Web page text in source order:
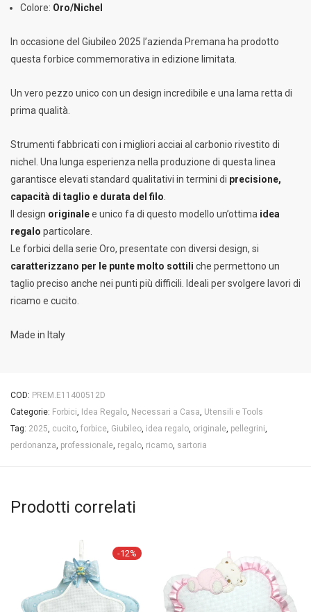
Colore: Oro/Nichel
In occasione del Giubileo 2025 l’azienda Premana ha prodotto
questa forbice commemorativa in edizione limitata.
Un vero pezzo unico con un design incredibile e una lama retta di
prima qualità.
Strumenti fabbricati con i migliori acciai al carbonio rivestito di
nichel. Una lunga esperienza nella produzione di questa linea
garantisce elevati standard qualitativi in termini di precisione,
capacità di taglio e durata del filo
Il design originalee unico fa di questo modello un’ottima idea
regalo particolare.
Le forbici della serie Oro, presentate con diversi design, si
caratterizzano per le punte molto sottili che permettono un
taglio preciso anche nei punti più difficili. Ideali per svolgere lavori di
ricamo e cucito.
Made in Italy
COD: PREM.E11400512D
Categorie: Forbici Idea Regalo Necessari a Casa Utensili e Tools
Tag: 2025 cucito forbice Giubileo idea regalo originale pellegrini
perdonanza professionale regalo ricamo sartoria
Prodotti correlati
-12%